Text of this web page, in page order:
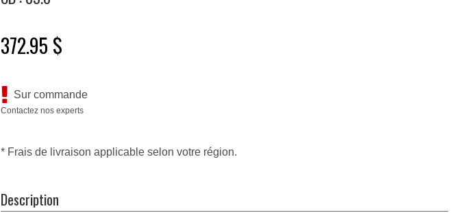
372.95 $
Sur commande
Contactez nos experts
* Frais de livraison applicable selon votre région.
Description